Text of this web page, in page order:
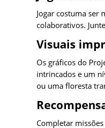
Jogar costuma ser
colaborativos.
Visuais
Os gráficos do
intrincados e um
ou uma floresta
Completar